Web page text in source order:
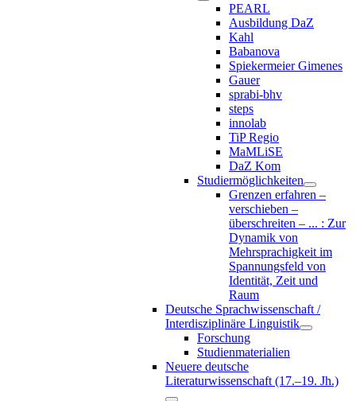
PEARL
Ausbildung DaZ
Kahl
Babanova
Spiekermeier Gimenes
Gauer
sprabi-bhv
steps
innolab
TiP Regio
MaMLiSE
DaZ Kom
Studiermöglichkeiten
Grenzen erfahren –
verschieben –
überschreiten – ... : Zur
Dynamik von
Mehrsprachigkeit im
Spannungsfeld von
Identität, Zeit und
Raum
Deutsche Sprachwissenschaft /
Interdisziplinäre Linguistik
Forschung
Studienmaterialien
Neuere deutsche
Literaturwissenschaft (17.–19. Jh.)